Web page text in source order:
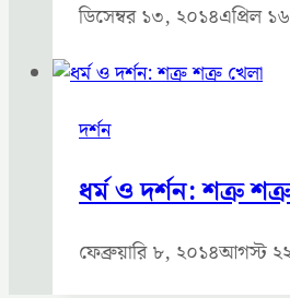
ডিসেম্বর ১৩, ২০১৪এপ্রিল
দর্শন
ধর্ম ও দর্শন: শত্রু
ফেব্রুয়ারি ৮, ২০১৪আগস্ট